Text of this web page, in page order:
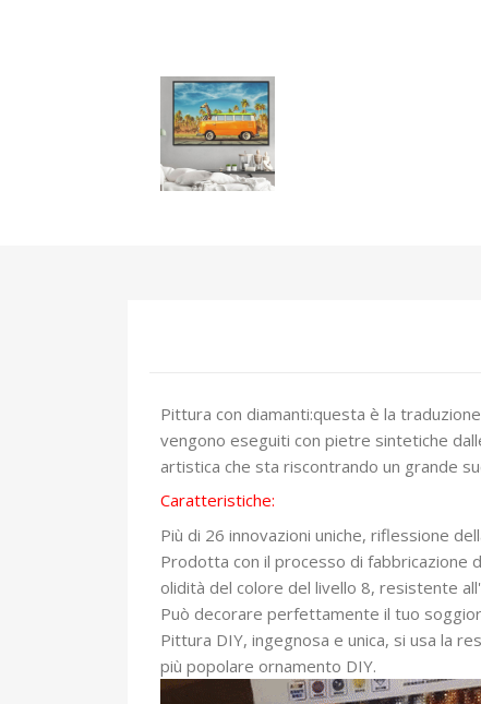
Pittura con diamanti:questa è la
vengono eseguiti con pietre sintetiche
artistica che sta riscontrando un grande
Caratteristiche:
Più di 26 innovazioni uniche, riflessione
Prodotta con il processo di fabbricazione
olidità del colore del livello 8, resistente
Può decorare perfettamente il tuo
Pittura DIY, ingegnosa e unica, si usa la
più popolare ornamento DIY.